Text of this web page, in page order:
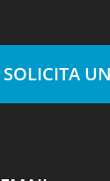
SOLICITA